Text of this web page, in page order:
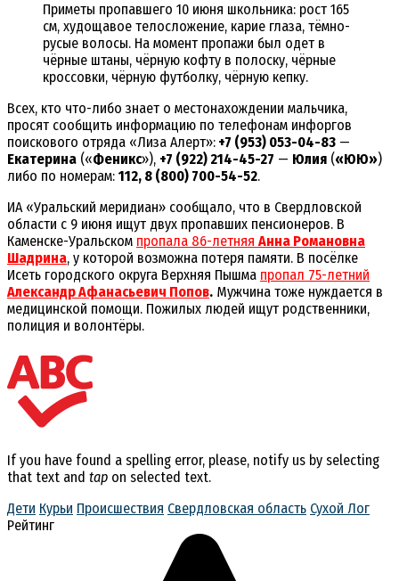
Приметы пропавшего 10 июня школьника: рост 165
см, худощавое телосложение, карие глаза, тёмно-
русые волосы. На момент пропажи был одет в
чёрные штаны, чёрную кофту в полоску, чёрные
кроссовки, чёрную футболку, чёрную кепку.
Всех, кто что-либо знает о местонахождении мальчика,
просят сообщить информацию по телефонам инфоргов
поискового отряда «Лиза Алерт»: +7 (953) 053-04-83 —
Екатерина («Феникс»), +7 (922) 214-45-27 — Юлия («ЮЮ»)
либо по номерам: 112, 8 (800) 700-54-52.
ИА «Уральский меридиан» сообщало, что в Свердловской
области с 9 июня ищут двух пропавших пенсионеров. В
Каменске-Уральском пропала 86-летняя Анна Романовна
Шадрина, у которой возможна потеря памяти. В посёлке
Исеть городского округа Верхняя Пышма пропал 75-летний
Александр Афанасьевич Попов. Мужчина тоже нуждается в
медицинской помощи. Пожилых людей ищут родственники,
полиция и волонтёры.
If you have found a spelling error, please, notify us by selecting
that text and tap on selected text.
Дети Курьи Происшествия Свердловская область Сухой Лог
Рейтинг